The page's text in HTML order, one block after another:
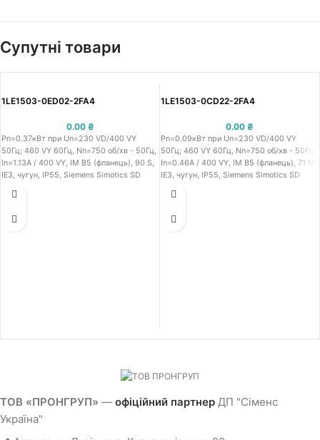
Супутні товари
1LE1503-0ED02-2FA4
0.00 ₴
Pn=0.37кВт при Un=230 VD/400 VY
50Гц; 460 VY 60Гц, Nn=750 об/хв - 50Гц,
In=1.13A / 400 VY, IM B5 (фланець), 90 S,
IE3, чугун, IP55, Siemens Simotics SD
iron series - Basic Line, номінальна
напруга живлення 230 VD/400 VY 50Гц;
1LE1503-0CD22-2FA4
0.00 ₴
Pn=0.09кВт при Un=230 VD/400 VY
50Гц; 460 VY 60Гц, Nn=750 об/хв - 50Гц,
In=0.46A / 400 VY, IM B5 (фланець), 71 M,
IE3, чугун, IP55, Siemens Simotics SD
iron series - Basic Line, номінальна
напруга живлення 230 VD/400 VY 50Гц;
ТОВ «ПРОНГРУП» — офіційний партнер ДП "Сіменс
Україна"